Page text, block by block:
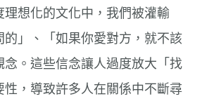
想化的文化中，我們被灌輸
的」、「如果你愛對方，就不該
念。這些信念讓人過度放大「找
性，導致許多人在關係中不斷尋